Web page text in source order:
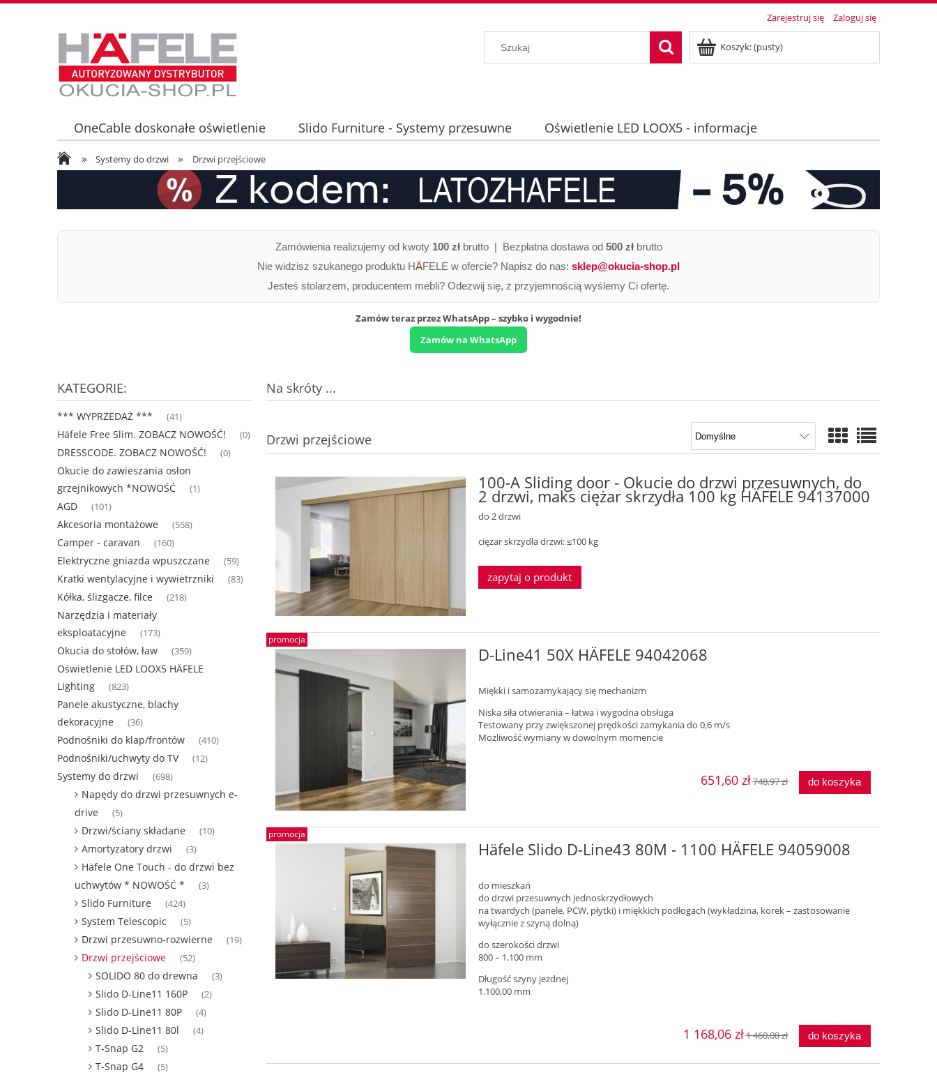
Zarejestruj się Zaloguj się
Koszyk:(pusty)
OneCable doskonałe oświetlenie Slido Furniture - Systemy przesuwne
Oświetlenie LED LOOX5 - informacje
Oświetlenie LED LOOX5 - informacje techniczne
» Systemy do drzwi » Drzwi przejściowe
Zamówienia realizujemy od kwoty 100 złbrutto | Bezpłatna dostawa od 500 złbrutto
Nie widzisz szukanego produktu HÄFELE w ofercie? Napisz do nas: sklep@okucia-shop.pl
Jesteś stolarzem, producentem mebli? Odezwij się, z przyjemnością wyślemy Ci ofertę.
Zamów teraz przez WhatsApp – szybko i wygodnie!
Zamów na WhatsApp
KATEGORIE:
*** WYPRZEDAŻ *** (41)
Häfele Free Slim. ZOBACZ NOWOŚĆ! (0)
DRESSCODE. ZOBACZ NOWOŚĆ! (0)
Okucie do zawieszania osłon
grzejnikowych *NOWOŚĆ
(1)
AGD (101)
Akcesoria montażowe (558)
Camper - caravan (160)
Elektryczne gniazda wpuszczane (59)
Kratki wentylacyjne i wywietrzniki (83)
Kółka, ślizgacze, filce (218)
Narzędzia i materiały
eksploatacyjne
(173)
Okucia do stołów, ław (359)
Oświetlenie LED LOOX5 HÄFELE
Lighting
(823)
Panele akustyczne, blachy
dekoracyjne
(36)
Podnośniki do klap/frontów (410)
Podnośniki/uchwyty do TV (12)
Systemy do drzwi (698)
Napędy do drzwi przesuwnych e-
drive
(5)
Drzwi/ściany składane (10)
Amortyzatory drzwi (3)
Häfele One Touch - do drzwi bez
uchwytów * NOWOŚĆ *
(3)
Slido Furniture (424)
System Telescopic (5)
Drzwi przesuwno-rozwierne (19)
Drzwi przejściowe (52)
SOLIDO 80 do drewna (3)
Slido D-Line11 160P (2)
Slido D-Line11 80P (4)
Slido D-Line11 80l (4)
T-Snap G2 (5)
T-Snap G4 (5)
Na skróty ...
Drzwi przejściowe
100-A Sliding door - Okucie do drzwi przesuwnych, do
2 drzwi, maks ciężar skrzydła 100 kg HÄFELE 94137000
do 2 drzwi
ciężar skrzydła drzwi: ≤100 kg
zapytaj o produkt
D-Line41 50X HÄFELE 94042068
Miękki i samozamykający się mechanizm
Niska siła otwierania – łatwa i wygodna obsługa
Testowany przy zwiększonej prędkości zamykania do 0,6 m/s
Możliwość wymiany w dowolnym momencie
651,60 zł748,97 zł do koszyka
promocja
Häfele Slido D-Line43 80M - 1100 HÄFELE 94059008
do mieszkań
do drzwi przesuwnych jednoskrzydłowych
na twardych (panele, PCW, płytki) i miękkich podłogach (wykładzina, korek – zastosowanie
wyłącznie z szyną dolną)
do szerokości drzwi
800 – 1.100 mm
Długość szyny jezdnej
1.100,00 mm
1 168,06 zł1 460,08 zł do koszyka
promocja